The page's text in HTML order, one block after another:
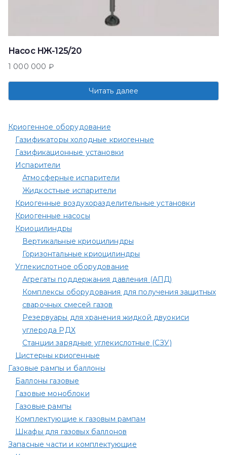
Насос НЖ-125/20
1 000 000 ₽
Читать далее
Криогенное оборудование
Газификаторы холодные криогенные
Газификационные установки
Испарители
Атмосферные испарители
Жидкостные испарители
Криогенные воздухоразделительные установки
Криогенные насосы
Криоцилиндры
Вертикальные криоцилиндры
Горизонтальные криоцилиндры
Углекислотное оборудование
Агрегаты поддержания давления (АПД)
Комплексы оборудования для получения защитных
сварочных смесей газов
Резервуары для хранения жидкой двуокиси
углерода РДХ
Станции зарядные углекислотные (СЗУ)
Цистерны криогенные
Газовые рампы и баллоны
Баллоны газовые
Газовые моноблоки
Газовые рампы
Комплектующие к газовым рампам​
Шкафы для газовых баллонов
Запасные части и комплектующие